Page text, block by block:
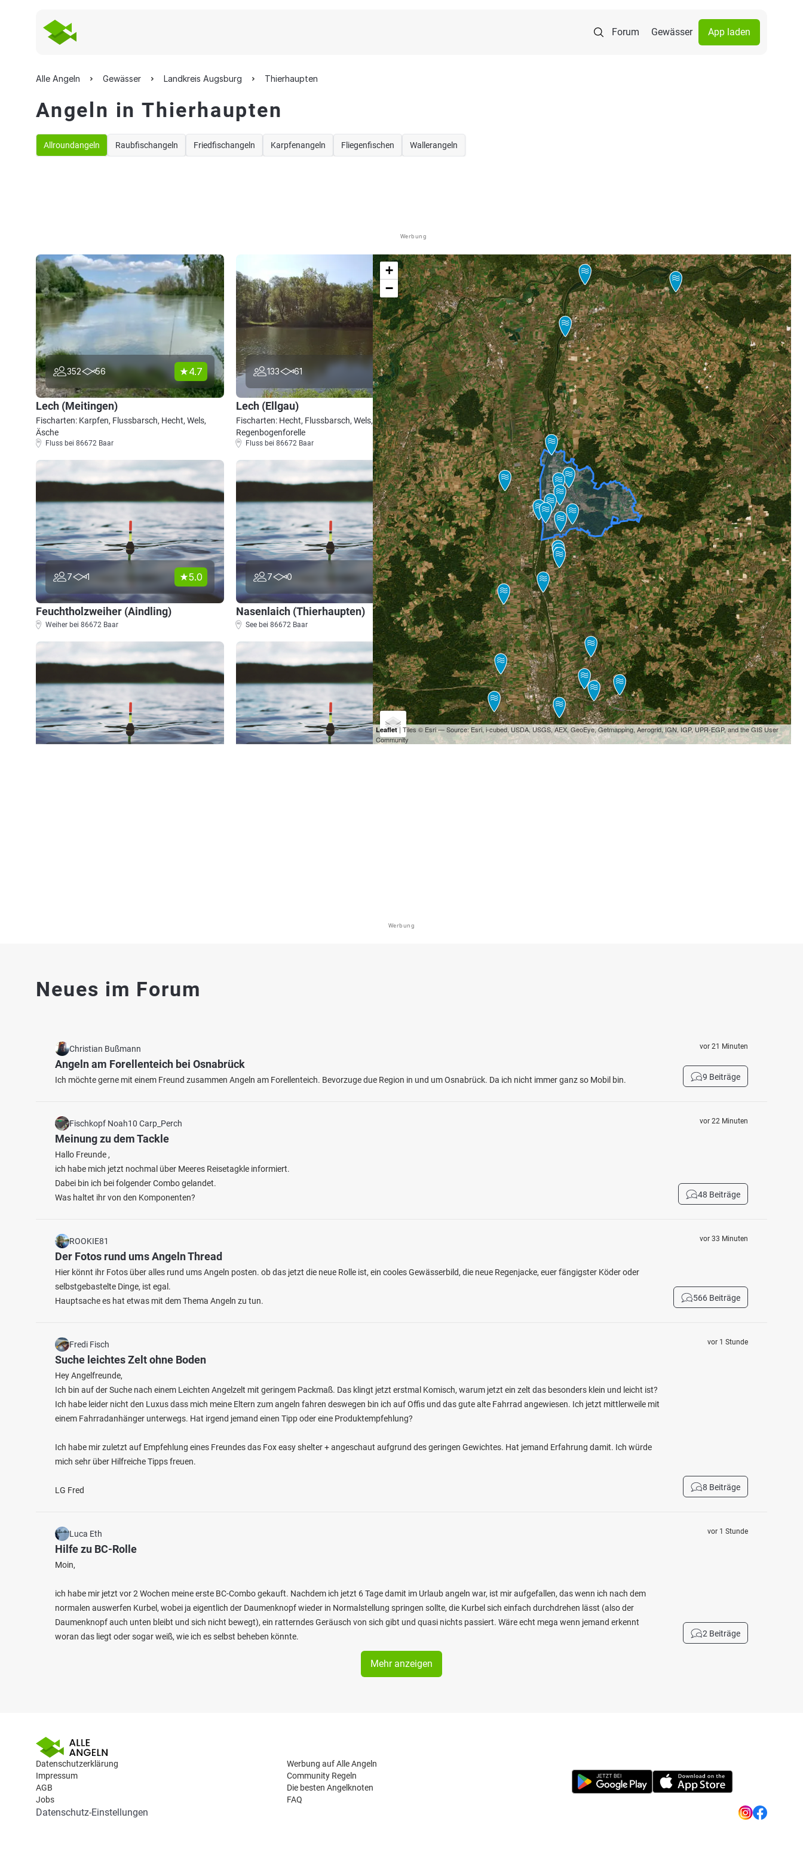
Forum Gewässer App laden
Alle Angeln Gewässer Landkreis Augsburg Thierhaupten
Angeln in Thierhaupten
Allroundangeln Raubfischangeln Friedfischangeln Karpfenangeln Fliegenfischen Wallerangeln
Werbung
352 56 4.7
Lech (Meitingen)
Fischarten: Karpfen, Flussbarsch, Hecht, Wels,
Äsche
Fluss bei 86672 Baar
133 61 4.1
Lech (Ellgau)
Fischarten: Hecht, Flussbarsch, Wels, Bachforelle,
Regenbogenforelle
Fluss bei 86672 Baar
7 1 5.0
Feuchtholzweiher (Aindling)
Weiher bei 86672 Baar
7 0 0.0
Nasenlaich (Thierhaupten)
See bei 86672 Baar
Friedberger Ach (Thierhaupten)
390
Schmutter (Batzenhofen)
Fischarten: Bachforelle, Flussbarsch, Hecht,
Karpfen, Regenbogenforelle
Autobahnsee Augsburg
+
−
Leaflet| Tiles © Esri — Source: Esri, i-cubed, USDA, USGS, AEX, GeoEye, Getmapping, Aerogrid, IGN, IGP, UPR-EGP, and the GIS User
Community
Werbung
Neues im Forum
Christian Bußmann
Angeln am Forellenteich bei Osnabrück
Ich möchte gerne mit einem Freund zusammen Angeln am Forellenteich. Bevorzuge due Region in und um Osnabrück. Da ich nicht immer ganz so Mobil bin.
vor 21 Minuten
9 Beiträge
Fischkopf Noah10 Carp_Perch
Meinung zu dem Tackle
Hallo Freunde ,
ich habe mich jetzt nochmal über Meeres Reisetagkle informiert.
Dabei bin ich bei folgender Combo gelandet.
Was haltet ihr von den Komponenten?
vor 22 Minuten
48 Beiträge
ROOKIE81
Der Fotos rund ums Angeln Thread
Hier könnt ihr Fotos über alles rund ums Angeln posten. ob das jetzt die neue Rolle ist, ein cooles Gewässerbild, die neue Regenjacke, euer fängigster Köder oder
selbstgebastelte Dinge, ist egal.
Hauptsache es hat etwas mit dem Thema Angeln zu tun.
vor 33 Minuten
566 Beiträge
Fredi Fisch
Suche leichtes Zelt ohne Boden
Hey Angelfreunde,
Ich bin auf der Suche nach einem Leichten Angelzelt mit geringem Packmaß. Das klingt jetzt erstmal Komisch, warum jetzt ein zelt das besonders klein und leicht ist?
Ich habe leider nicht den Luxus dass mich meine Eltern zum angeln fahren deswegen bin ich auf Offis und das gute alte Fahrrad angewiesen. Ich jetzt mittlerweile mit
einem Fahrradanhänger unterwegs. Hat irgend jemand einen Tipp oder eine Produktempfehlung?
Ich habe mir zuletzt auf Empfehlung eines Freundes das Fox easy shelter + angeschaut aufgrund des geringen Gewichtes. Hat jemand Erfahrung damit. Ich würde
mich sehr über Hilfreiche Tipps freuen.
LG Fred
vor 1 Stunde
8 Beiträge
Luca Eth
Hilfe zu BC-Rolle
Moin,
ich habe mir jetzt vor 2 Wochen meine erste BC-Combo gekauft. Nachdem ich jetzt 6 Tage damit im Urlaub angeln war, ist mir aufgefallen, das wenn ich nach dem
normalen auswerfen Kurbel, wobei ja eigentlich der Daumenknopf wieder in Normalstellung springen sollte, die Kurbel sich einfach durchdrehen lässt (also der
Daumenknopf auch unten bleibt und sich nicht bewegt), ein ratterndes Geräusch von sich gibt und quasi nichts passiert. Wäre echt mega wenn jemand erkennt
woran das liegt oder sogar weiß, wie ich es selbst beheben könnte.
vor 1 Stunde
2 Beiträge
Mehr anzeigen
Datenschutzerklärung
Impressum
AGB
Jobs
Werbung auf Alle Angeln
Community Regeln
Die besten Angelknoten
FAQ
Datenschutz-Einstellungen